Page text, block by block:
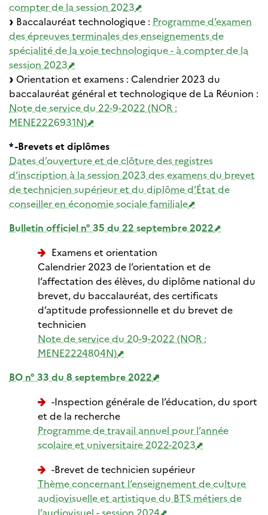
compter de la session 2023
Baccalauréat technologique : Programme d’examen
des épreuves terminales des enseignements de
spécialité de la voie technologique - à compter de la
session 2023
Orientation et examens : Calendrier 2023 du
baccalauréat général et technologique de La Réunion :
Note de service du 22-9-2022 (NOR :
MENE2226931N)
* -Brevets et diplômes
Dates d’ouverture et de clôture des registres
d’inscription à la session 2023 des examens du brevet
de technicien supérieur et du diplôme d’État de
conseiller en économie sociale familiale
Bulletin officiel n° 35 du 22 septembre 2022
Examens et orientation
Calendrier 2023 de l’orientation et de
l’affectation des élèves, du diplôme national du
brevet, du baccalauréat, des certificats
d’aptitude professionnelle et du brevet de
technicien
Note de service du 20-9-2022 (NOR :
MENE2224804N)
BO n° 33 du 8 septembre 2022
-Inspection générale de l’éducation, du sport
et de la recherche
Programme de travail annuel pour l’année
scolaire et universitaire 2022-2023
-Brevet de technicien supérieur
Thème concernant l’enseignement de culture
audiovisuelle et artistique du BTS métiers de